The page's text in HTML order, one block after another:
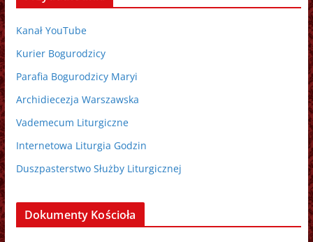
Kanał YouTube
Kurier Bogurodzicy
Parafia Bogurodzicy Maryi
Archidiecezja Warszawska
Vademecum Liturgiczne
Internetowa Liturgia Godzin
Duszpasterstwo Służby Liturgicznej
Dokumenty Kościoła